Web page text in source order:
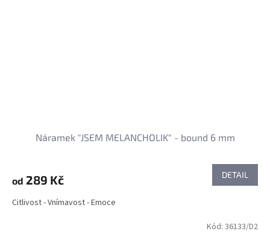
Náramek "JSEM MELANCHOLIK" - bound 6 mm
od 289 Kč DETAIL
Citlivost - Vnímavost - Emoce
Kód: 36133/D2